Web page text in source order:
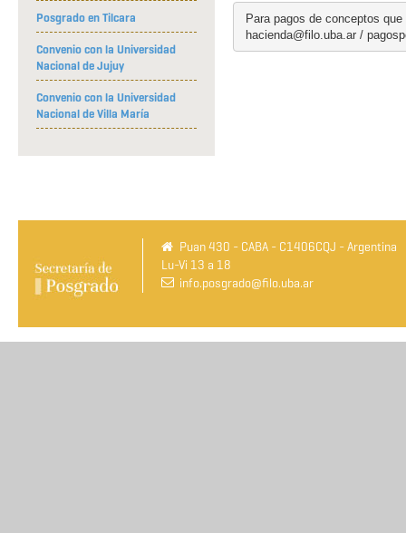
Posgrado en Tilcara
Convenio con la Universidad
Nacional de Jujuy
Convenio con la Universidad
Nacional de Villa María
Para pagos de conceptos
hacienda@filo.uba.ar /
Puan 430 - CABA - C1406CQJ - Argentina
Lu-Vi 13 a 18
info.posgrado@filo.uba.ar